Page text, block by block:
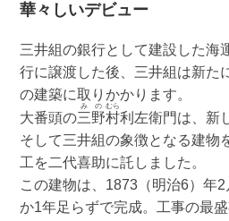
華々しいデビュー
三井組の銀行として建設した海
行に譲渡した後、三井組は新た
の建築に取りかかります。
大番頭の三
み
野
の
村
むら
利左衛門は、新
そして三井組の象徴となる建物
工を二代喜助に託しました。
この建物は、1873（明治6）年
か1年足らずで完成。工事の最